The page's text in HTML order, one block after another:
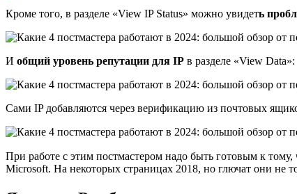
Кроме того, в разделе «View IP Status» можно увидеть
И общий уровень репутации для IP в разделе «View Data»:
Сами IP добавляются через верификацию из почтовых
При работе с этим постмастером надо быть готовым к
Microsoft. На некоторых страницах 2018, но глючат они не